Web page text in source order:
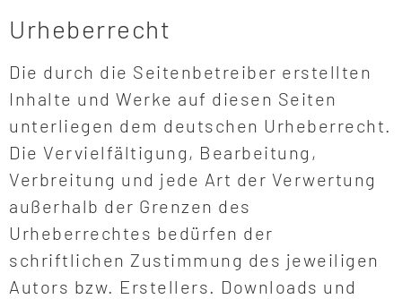
Urheberrecht
Die durch die Seitenbetreiber erstellten
Inhalte und Werke auf diesen Seiten
unterliegen dem deutschen Urheberrecht.
Die Vervielfältigung, Bearbeitung,
Verbreitung und jede Art der Verwertung
außerhalb der Grenzen des
Urheberrechtes bedürfen der
schriftlichen Zustimmung des jeweiligen
Autors bzw. Erstellers. Downloads und